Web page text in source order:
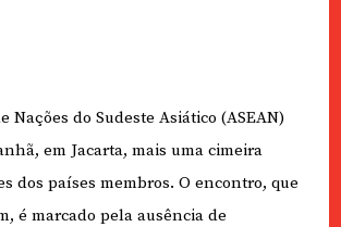
Nações do Sudeste Asiático (ASEAN)
em Jacarta, mais uma cimeira
dos países membros. O encontro, que
é marcado pela ausência de